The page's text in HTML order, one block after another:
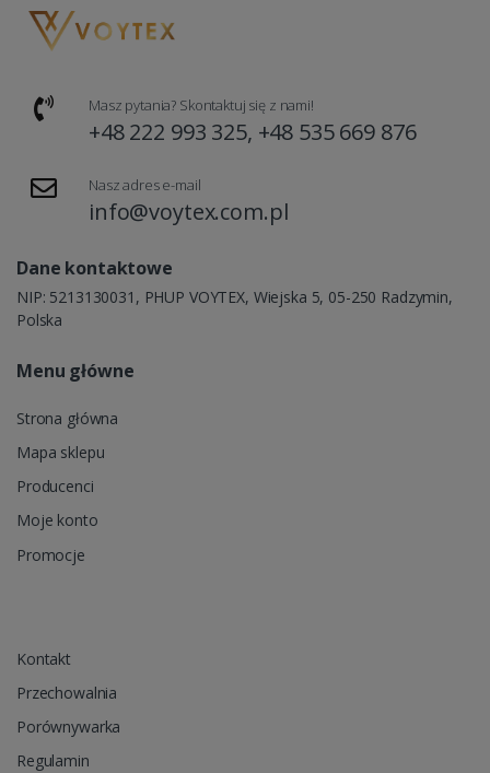
Masz pytania? Skontaktuj się z nami!
+48 222 993 325, +48 535 669 876
Nasz adres e-mail
info@voytex.com.pl
Dane kontaktowe
NIP: 5213130031, PHUP VOYTEX, Wiejska 5, 05-250 Radzymin,
Polska
Menu główne
Strona główna
Mapa sklepu
Producenci
Moje konto
Promocje
Kontakt
Przechowalnia
Porównywarka
Regulamin